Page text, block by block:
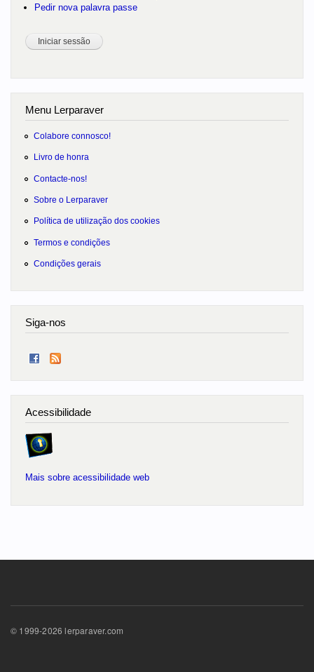
Pedir nova palavra passe
Menu Lerparaver
Colabore connosco!
Livro de honra
Contacte-nos!
Sobre o Lerparaver
Política de utilização dos cookies
Termos e condições
Condições gerais
Siga-nos
Acessibilidade
Mais sobre acessibilidade web
© 1999-2026 lerparaver.com